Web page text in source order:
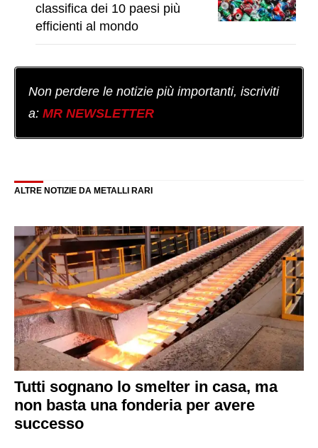
classifica dei 10 paesi più
efficienti al mondo
Non perdere le notizie più importanti, iscriviti
a: MR NEWSLETTER
ALTRE NOTIZIE DA METALLI RARI
Tutti sognano lo smelter in casa, ma
non basta una fonderia per avere
successo